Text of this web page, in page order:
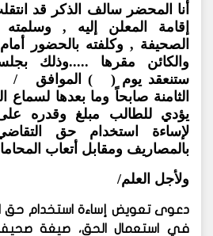
أنا المحضر سالف الذكر قد
إقامة المعلن إليه ,
الصحيفة , وكلفته
والكائن مقرها .....وذلك
ستنعقد يوم ( ) الموافق
الثامنة صابحاً وما بعدها لسماع
يؤدي للطالب مبلغ وقدره
لإساءة استخدام حق
بالمصاريف ومقابل أتعاب
ولأجل العلم/
دعوى تعويض إساءة استخدام حق
في استعمال الحق، صيغة